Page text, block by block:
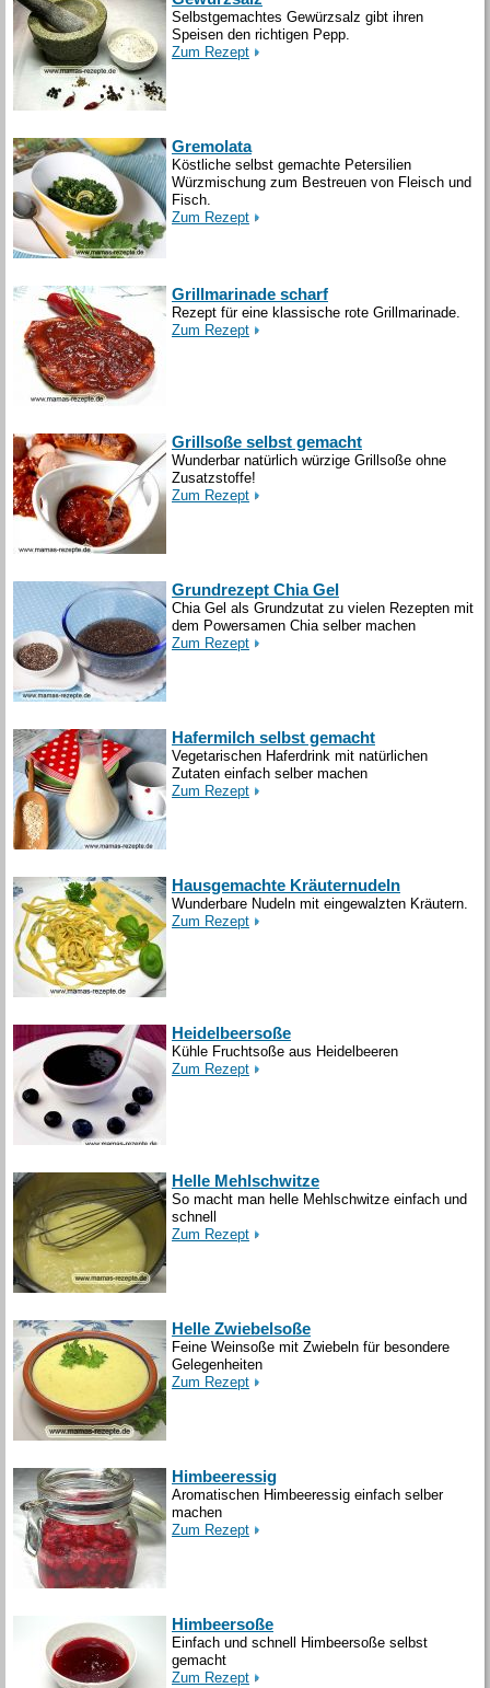
Selbstgemachtes Gewürzsalz gibt ihren
Speisen den richtigen Pepp.
Zum Rezept
Gremolata
Köstliche selbst gemachte Petersilien
Würzmischung zum Bestreuen von Fleisch und
Fisch.
Zum Rezept
Grillmarinade scharf
Rezept für eine klassische rote Grillmarinade.
Zum Rezept
Grillsoße selbst gemacht
Wunderbar natürlich würzige Grillsoße ohne
Zusatzstoffe!
Zum Rezept
Grundrezept Chia Gel
Chia Gel als Grundzutat zu vielen Rezepten mit
dem Powersamen Chia selber machen
Zum Rezept
Hafermilch selbst gemacht
Vegetarischen Haferdrink mit natürlichen
Zutaten einfach selber machen
Zum Rezept
Hausgemachte Kräuternudeln
Wunderbare Nudeln mit eingewalzten Kräutern.
Zum Rezept
Heidelbeersoße
Kühle Fruchtsoße aus Heidelbeeren
Zum Rezept
Helle Mehlschwitze
So macht man helle Mehlschwitze einfach und
schnell
Zum Rezept
Helle Zwiebelsoße
Feine Weinsoße mit Zwiebeln für besondere
Gelegenheiten
Zum Rezept
Himbeeressig
Aromatischen Himbeeressig einfach selber
machen
Zum Rezept
Himbeersoße
Einfach und schnell Himbeersoße selbst
gemacht
Zum Rezept